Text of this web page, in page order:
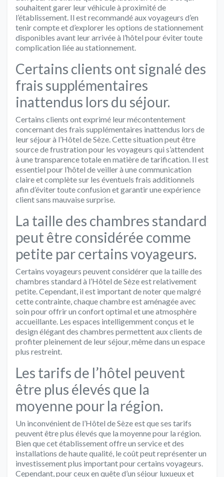
souhaitent garer leur véhicule à proximité de
l’établissement. Il est recommandé aux voyageurs d’en
tenir compte et d’explorer les options de stationnement
disponibles avant leur arrivée à l’hôtel pour éviter toute
complication liée au stationnement.
Certains clients ont signalé des
frais supplémentaires
inattendus lors du séjour.
Certains clients ont exprimé leur mécontentement
concernant des frais supplémentaires inattendus lors de
leur séjour à l’Hôtel de Sèze. Cette situation peut être
source de frustration pour les voyageurs qui s’attendent
à une transparence totale en matière de tarification. Il est
essentiel pour l’hôtel de veiller à une communication
claire et complète sur les éventuels frais additionnels
afin d’éviter toute confusion et garantir une expérience
client sans mauvaise surprise.
La taille des chambres standard
peut être considérée comme
petite par certains voyageurs.
Certains voyageurs peuvent considérer que la taille des
chambres standard à l’Hôtel de Sèze est relativement
petite. Cependant, il est important de noter que malgré
cette contrainte, chaque chambre est aménagée avec
soin pour offrir un confort optimal et une atmosphère
accueillante. Les espaces intelligemment conçus et le
design élégant des chambres permettent aux clients de
profiter pleinement de leur séjour, même dans un espace
plus restreint.
Les tarifs de l’hôtel peuvent
être plus élevés que la
moyenne pour la région.
Un inconvénient de l’Hôtel de Sèze est que ses tarifs
peuvent être plus élevés que la moyenne pour la région.
Bien que cet établissement offre un service et des
installations de haute qualité, le coût peut représenter un
investissement plus important pour certains voyageurs.
Cependant, pour ceux en quête d’un séjour luxueux et